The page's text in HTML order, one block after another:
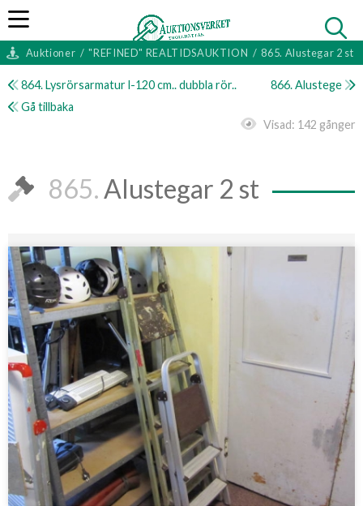
Auktioner / "REFINED" REALTIDSAUKTION / 865. Alustegar 2 st
864. Lysrörsarmatur l-120 cm.. dubbla rör..
866. Alustege
Gå tillbaka
Visad: 142 gånger
865.Alustegar 2 st